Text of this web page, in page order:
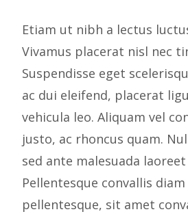
Etiam ut nibh a lectus
Vivamus placerat nisl nec
Suspendisse eget
ac dui eleifend, placerat
vehicula leo. Aliquam vel
justo, ac rhoncus quam.
sed ante malesuada
Pellentesque convallis
pellentesque, sit amet